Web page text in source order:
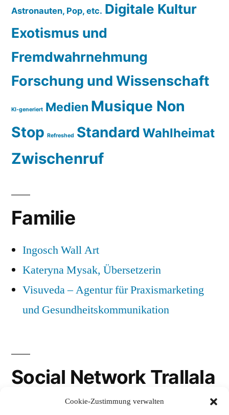
Cookie-Zustimmung verwalten
Astronauten, Pop, etc. Digitale Kultur
Exotismus und
Fremdwahrnehmung
Forschung und Wissenschaft
KI-generiert Medien Musique Non
Stop Refreshed Standard Wahlheimat
Zwischenruf
Familie
Ingosch Wall Art
Kateryna Mysak, Übersetzerin
Visuveda – Agentur für Praxismarketing
und Gesundheitskommunikation
Social Network Trallala